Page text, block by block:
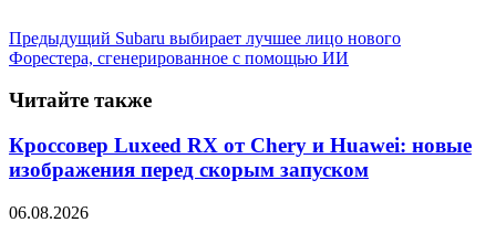
Предыдущий Subaru выбирает лучшее лицо нового
Форестера, сгенерированное с помощью ИИ
Читайте также
Кроссовер Luxeed RX от Chery и Huawei: новые
изображения перед скорым запуском
06.08.2026